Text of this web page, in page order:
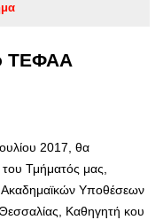
ΤΕΦΑΑ
2017, θα
του Τμήματός μας,
Υποθέσεων
Καθηγητή κου